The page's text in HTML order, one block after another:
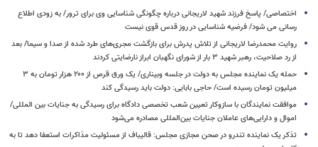
اختصاصی/ پاسخ فرزند شهید لاریجانی درباره چگونگی شناسایی وی برای ترور/ به زودی اطلاع
رسانی می شود/ فرضیه شناسایی در روز قدس قوی نیست
روایت محمدرضا لاریجانی از تلاش پدرش برای بازگشت مجری‌های طرد شده از صدا و سیما/ بعد
از رد صلاحیت، رهبر شهید ۳ بار از شورای نگهبان ابراز نارضایتی کردند
حمله یک نماینده مجلس به دولت در جلسه وبیناری/ یک ورق قرص از ۲۰۰ هزار تومان به ۳
میلیون تومان رسیده است/ حاجی بابایی: دولت باید رسیدگی کند
موافقت نمایندگان با سازوکار تعیین شعب تخصصی دادگاه برای رسیدگی به جنایات بین المللی/
اموال و دارایی‌های عاملان جنایات بین‌المللی مصادره می‌شود
تذکر یک نماینده تندرو در صحن مجازی مجلس: قالیباف از مسئولیت مذاکرات استعفا دهد تا به